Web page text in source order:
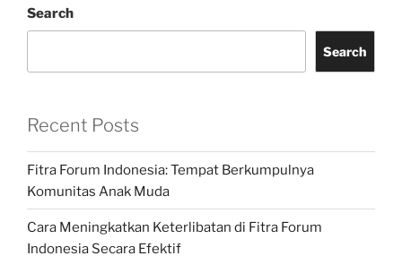
Search
Search
Recent Posts
Fitra Forum Indonesia: Tempat Berkumpulnya
Komunitas Anak Muda
Cara Meningkatkan Keterlibatan di Fitra Forum
Indonesia Secara Efektif